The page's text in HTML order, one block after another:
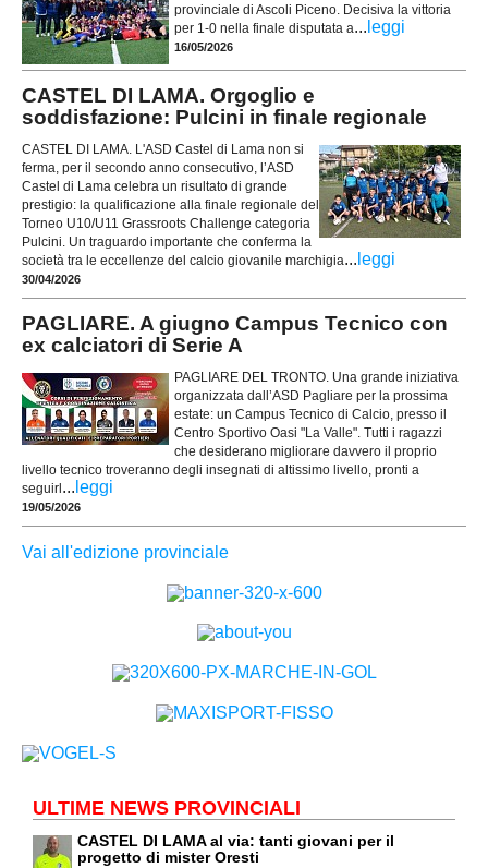
provinciale di Ascoli Piceno. Decisiva la vittoria
per 1-0 nella finale disputata a... leggi
16/05/2026
CASTEL DI LAMA. Orgoglio e
soddisfazione: Pulcini in finale regionale
CASTEL DI LAMA. L'ASD Castel di Lama non si
ferma, per il secondo anno consecutivo, l’ASD
Castel di Lama celebra un risultato di grande
prestigio: la qualificazione alla finale regionale del
Torneo U10/U11 Grassroots Challenge categoria
Pulcini. Un traguardo importante che conferma la
società tra le eccellenze del calcio giovanile marchigia... leggi
30/04/2026
PAGLIARE. A giugno Campus Tecnico con
ex calciatori di Serie A
PAGLIARE DEL TRONTO. Una grande iniziativa
organizzata dall’ASD Pagliare per la prossima
estate: un Campus Tecnico di Calcio, presso il
Centro Sportivo Oasi "La Valle". Tutti i ragazzi
che desiderano migliorare davvero il proprio
livello tecnico troveranno degli insegnati di altissimo livello, pronti a
seguirl... leggi
19/05/2026
Vai all'edizione provinciale
ULTIME NEWS PROVINCIALI
CASTEL DI LAMA al via: tanti giovani per il
progetto di mister Oresti